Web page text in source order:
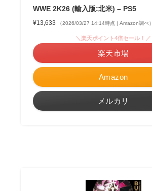
WWE 2K26 (輸入版:北米) – PS5
¥13,633 （2026/03/27 14:14時点 | Amazon調べ）
Amazon
＼楽天ポイント4倍セール！／
楽天市場
メルカリ